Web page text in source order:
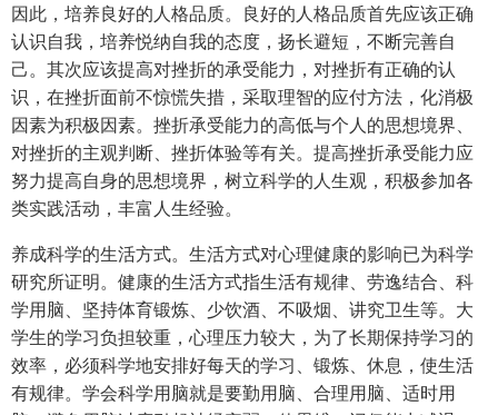
因此，培养良好的人格品质。良好的人格品质首先应该正确
认识自我，培养悦纳自我的态度，扬长避短，不断完善自
己。其次应该提高对挫折的承受能力，对挫折有正确的认
识，在挫折面前不惊慌失措，采取理智的应付方法，化消极
因素为积极因素。挫折承受能力的高低与个人的思想境界、
对挫折的主观判断、挫折体验等有关。提高挫折承受能力应
努力提高自身的思想境界，树立科学的人生观，积极参加各
类实践活动，丰富人生经验。
养成科学的生活方式。生活方式对心理健康的影响已为科学
研究所证明。健康的生活方式指生活有规律、劳逸结合、科
学用脑、坚持体育锻炼、少饮酒、不吸烟、讲究卫生等。大
学生的学习负担较重，心理压力较大，为了长期保持学习的
效率，必须科学地安排好每天的学习、锻炼、休息，使生活
有规律。学会科学用脑就是要勤用脑、合理用脑、适时用